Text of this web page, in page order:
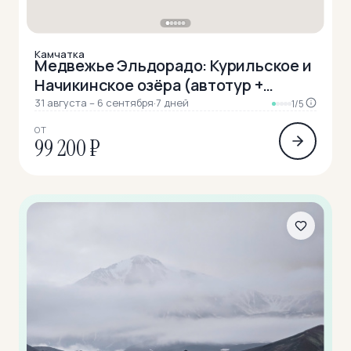
Камчатка
Медвежье Эльдорадо: Курильское и
Начикинское озёра (автотур +
прогулки)
31 августа – 6 сентября·7 дней 1/5
ОТ
99 200 ₽